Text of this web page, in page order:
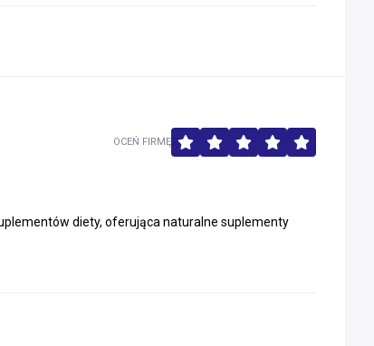
diety, oferująca naturalne suplementy
OCEŃ FIRMĘ